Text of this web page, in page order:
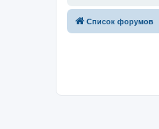
Список форумов